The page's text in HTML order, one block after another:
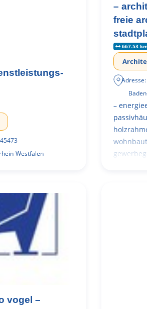
45473
Westfalen
–
freie
667.53 km
Adresse:
–
vogel –